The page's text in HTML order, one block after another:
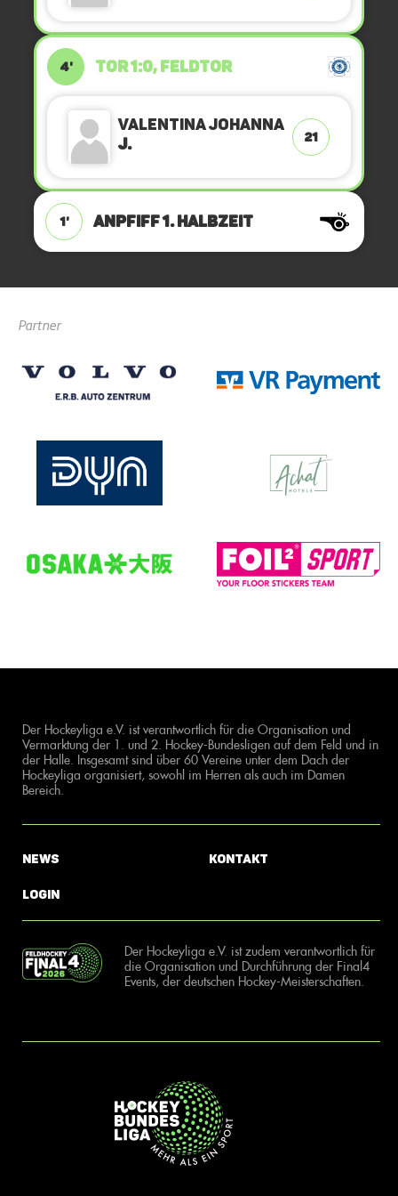
4' TOR 1:0, FELDTOR
Valentina Johanna
J.
21
1' ANPFIFF 1. Halbzeit
Partner
Der Hockeyliga e.V. ist verantwortlich für die Organisation und
Vermarktung der 1. und 2. Hockey-Bundesligen auf dem Feld und in
der Halle. Insgesamt sind über 60 Vereine unter dem Dach der
Hockeyliga organisiert, sowohl im Herren als auch im Damen
Bereich.
News
Login
Kontakt
Der Hockeyliga e.V. ist zudem verantwortlich für
die Organisation und Durchführung der Final4
Events, der deutschen Hockey-Meisterschaften.